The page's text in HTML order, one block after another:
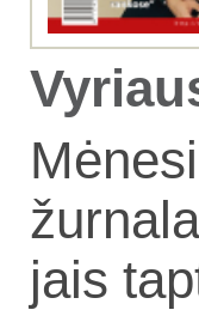
jais